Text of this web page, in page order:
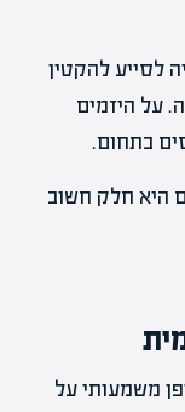
לסייע להקטין
על היזמים
בתחום.
היא חלק חשוב
משמעותי על